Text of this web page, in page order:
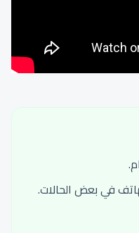
في بعض الحالات.